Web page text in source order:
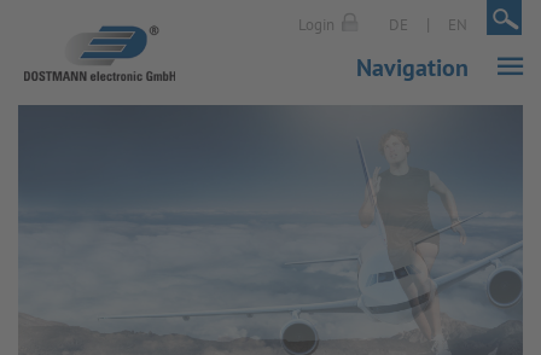
Login DE | EN |
Navigation